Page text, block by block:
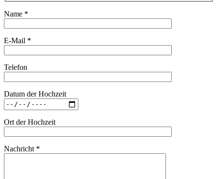
Name *
E-Mail *
Telefon
Datum der Hochzeit
Ort der Hochzeit
Nachricht *